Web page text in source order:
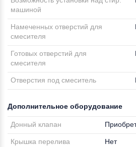
машиной
Намеченных отверстий для
смесителя
Готовых отверстий для
смесителя
Отверстия под смеситель
Дополнительное оборудование
Донный клапан
Крышка перелива Нет